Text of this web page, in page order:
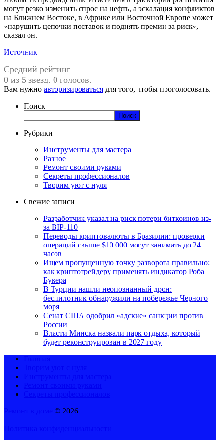
могут резко изменить спрос на нефть, а эскалация конфликтов
на Ближнем Востоке, в Африке или Восточной Европе может
«нарушить цепочки поставок и поднять премии за риск»,
сказал он.
Источник
Средний рейтинг
0 из 5 звезд. 0 голосов.
Вам нужно авторизироваться для того, чтобы проголосовать.
Поиск
Поиск
Рубрики
Инструменты для мастера
Разное
Ремонт своими руками
Секреты профессионалов
Творим уют с нуля
Свежие записи
Разработчик указал на риск потери биткоинов из-
за BIP-110
Переводы криптовалюты в Бразилии: проверки
операций свыше $10 000 могут занимать до 24
часов
Ищем пропущенную точку разворота правильно:
как криптотрейдеру применять индикатор Роба
Букера
В Турции нашли неопознанный дрон:
беспилотник обнаружили на побережье Черного
моря
Сенат США одобрил «адские» санкции против
России
Власти Минска назвали парк отдыха, который
будет реконструирован в 2027 году
© 2026